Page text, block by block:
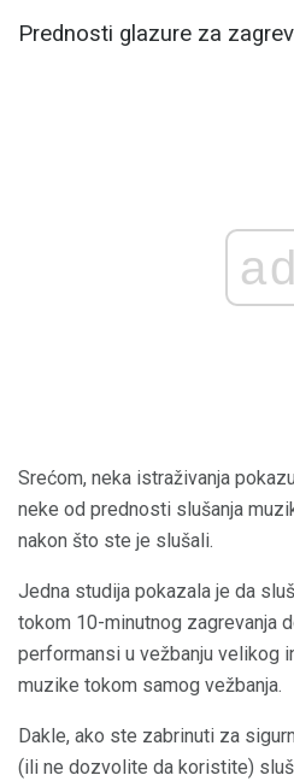
Prednosti glazure za
ad
Srećom, neka istraživanja
neke od prednosti slušanja
nakon što ste je slušali.
Jedna studija pokazala je da
tokom 10-minutnog zagrevanja
performansi u vežbanju velikog
muzike tokom samog vežbanja.
Dakle, ako ste zabrinuti za
(ili ne dozvolite da koristite)